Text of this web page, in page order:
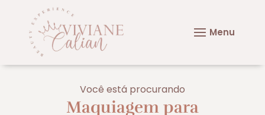
Você está procurando
Maquiagem para